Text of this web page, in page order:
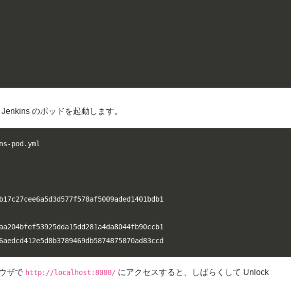
のポッドを起動します。
pod.yml
ザで http://localhost:8080/ にアクセスすると、しばらくして Unlock